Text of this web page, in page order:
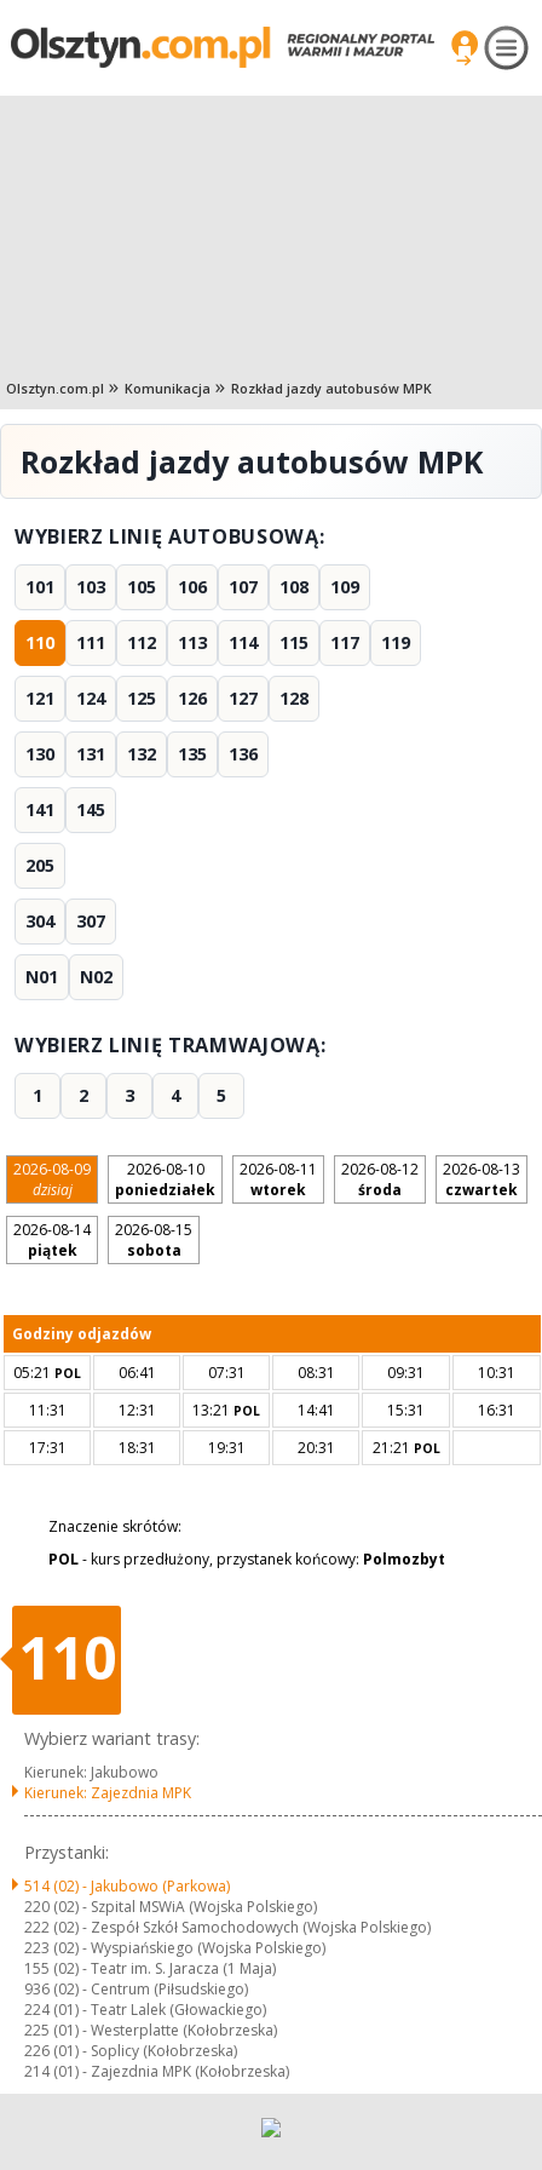
Olsztyn.com.pl Komunikacja Rozkład jazdy autobusów MPK
Rozkład jazdy autobusów MPK
WYBIERZ LINIĘ AUTOBUSOWĄ:
101 103 105 106 107 108 109
110 111 112 113 114 115 117 119
121 124 125 126 127 128
130 131 132 135 136
141 145
205
304 307
N01 N02
WYBIERZ LINIĘ TRAMWAJOWĄ:
1 2 3 4 5
2026-08-09
dzisiaj
2026-08-10
poniedziałek
2026-08-11
wtorek
2026-08-12
środa
2026-08-13
czwartek
2026-08-14
piątek
2026-08-15
sobota
Godziny odjazdów
05:21 POL 06:41 07:31 08:31 09:31
10:31
11:31
12:31 13:21 POL 14:41 15:31
16:31
17:31
18:31 19:31 20:31 21:21 POL
Znaczenie skrótów:
POL- kurs przedłużony, przystanek końcowy: Polmozbyt
110
Wybierz wariant trasy:
Kierunek: Jakubowo
Kierunek: Zajezdnia MPK
Przystanki:
514 (02) -Jakubowo (Parkowa)
220 (02) - Szpital MSWiA (Wojska Polskiego)
222 (02) - Zespół Szkół Samochodowych (Wojska Polskiego)
223 (02) -Wyspiańskiego (Wojska Polskiego)
155 (02) -Teatr im. S. Jaracza (1 Maja)
936 (02) - Centrum (Piłsudskiego)
224 (01) -Teatr Lalek (Głowackiego)
225 (01) -Westerplatte (Kołobrzeska)
226 (01) - Soplicy (Kołobrzeska)
214 (01) - Zajezdnia MPK (Kołobrzeska)